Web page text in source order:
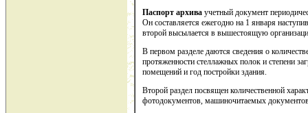
Паспорт архива учетный документ
Он составляется ежегодно на 1 января
второй высылается в вышестоящую
В первом разделе даются сведения о
протяженности стеллажных полок и степени
помещений и год постройки здания.
Второй раздел посвящен количественной
фотодокументов, машиночитаемых